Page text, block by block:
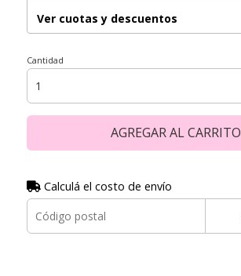
Ver cuotas y descuentos
Cantidad
AGREGAR AL CARRITO
Calculá el costo de envío